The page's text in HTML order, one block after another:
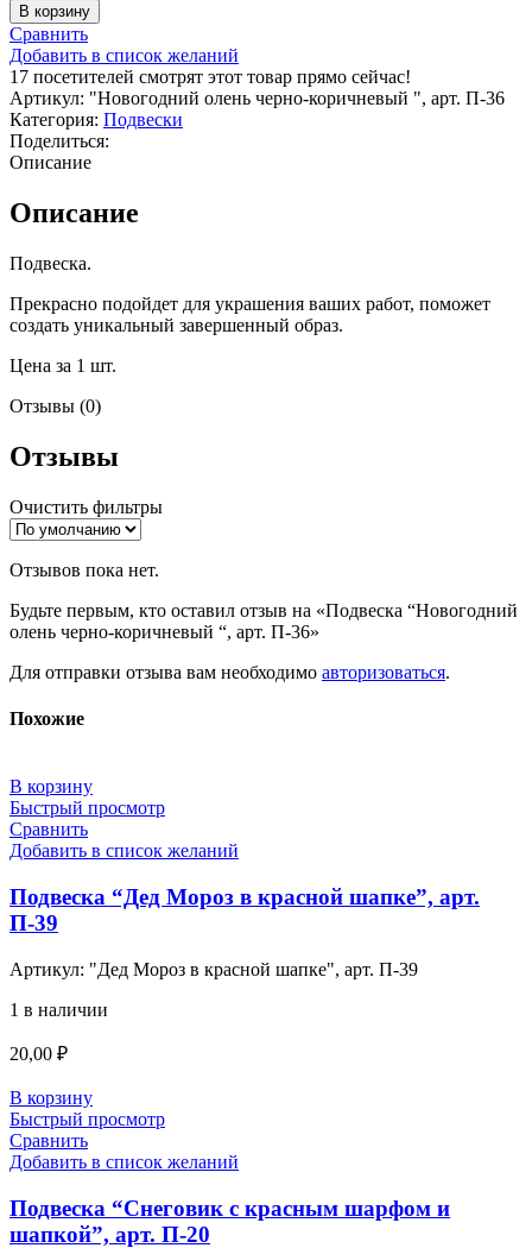
В корзину
Сравнить
Добавить в список желаний
17 посетителей смотрят этот товар прямо сейчас!
Артикул: "Новогодний олень черно-коричневый ", арт. П-36
Категория: Подвески
Поделиться:
Описание
Описание
Подвеска.
Прекрасно подойдет для украшения ваших работ, поможет
создать уникальный завершенный образ.
Цена за 1 шт.
Отзывы (0)
Отзывы
Очистить фильтры
Отзывов пока нет.
Будьте первым, кто оставил отзыв на «Подвеска “Новогодний
олень черно-коричневый “, арт. П-36»
Для отправки отзыва вам необходимо авторизоваться.
Похожие
В корзину
Быстрый просмотр
Сравнить
Добавить в список желаний
Подвеска “Дед Мороз в красной шапке”, арт.
П-39
Артикул: "Дед Мороз в красной шапке", арт. П-39
1 в наличии
20,00 ₽
В корзину
Быстрый просмотр
Сравнить
Добавить в список желаний
Подвеска “Снеговик с красным шарфом и
шапкой”, арт. П-20